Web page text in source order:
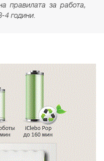
правилата за работа,
4 години.